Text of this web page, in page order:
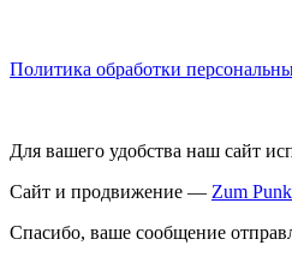
Политика обработки
Для вашего удобства наш сайт
Сайт и продвижение — Zum
Спасибо, ваше сообщение